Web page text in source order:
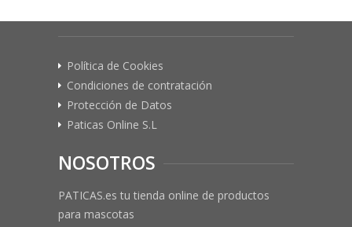
Política de Cookies
Condiciones de contratación
Protección de Datos
Paticas Online S.L
NOSOTROS
PATICAS.es tu tienda online de productos
para mascotas